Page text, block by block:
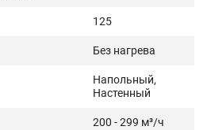
125
Без нагрева
Напольный,
Настенный
200 - 299 м³/ч